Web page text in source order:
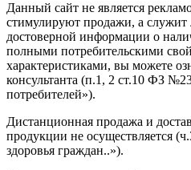
Данный сайт не является
стимулируют продажи, а служит
достоверной информации о
полными потребительскими
характеристиками, вы можете
консультанта (п.1, 2 ст.10 ФЗ
потребителей»).
Дистанционная продажа и
продукции не осуществляется
здоровья граждан..»).